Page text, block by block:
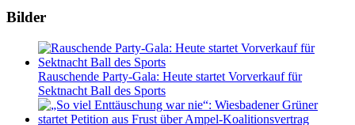
Bilder
Rauschende Party-Gala: Heute startet Vorverkauf für
Sektnacht Ball des Sports